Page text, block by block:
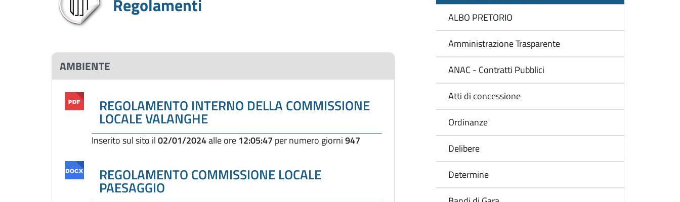
Regolamenti
AMBIENTE
REGOLAMENTO INTERNO DELLA COMMISSIONE
LOCALE VALANGHE
Inserito sul sito il02/01/2024alle ore12:05:47 per numero giorni947
REGOLAMENTO COMMISSIONE LOCALE
PAESAGGIO
ALBO PRETORIO
Amministrazione Trasparente
ANAC - Contratti Pubblici
Atti di concessione
Ordinanze
Delibere
Determine